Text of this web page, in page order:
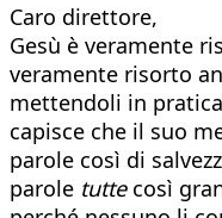
Caro direttore,
Gesù è veramente
veramente risorto
mettendoli in
capisce che il suo
parole così di
parole tuttecosì